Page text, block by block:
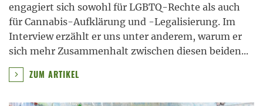
engagiert sich sowohl für LGBTQ-Rechte als auch
für Cannabis-Aufklärung und -Legalisierung. Im
Interview erzählt er uns unter anderem, warum er
sich mehr Zusammenhalt zwischen diesen beiden...
ZUM ARTIKEL